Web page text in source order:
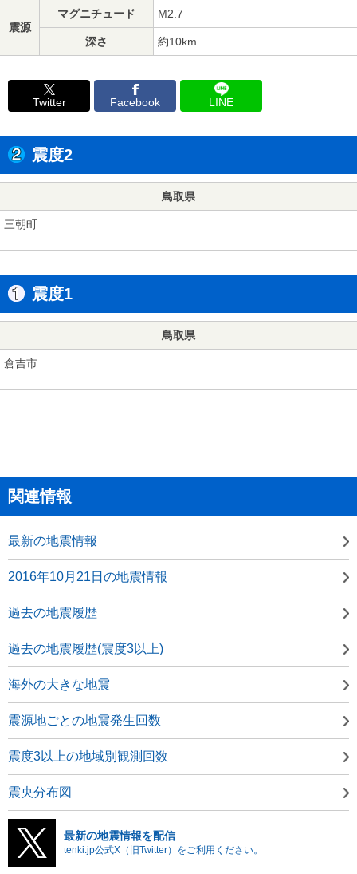
震源
マグニチュード M2.7
深さ 約10km
Twitter Facebook LINE
震度2
鳥取県
三朝町
震度1
鳥取県
倉吉市
関連情報
最新の地震情報
2016年10月21日の地震情報
過去の地震履歴
過去の地震履歴(震度3以上)
海外の大きな地震
震源地ごとの地震発生回数
震度3以上の地域別観測回数
震央分布図
最新の地震情報を配信
tenki.jp公式X（旧Twitter）をご利用ください。